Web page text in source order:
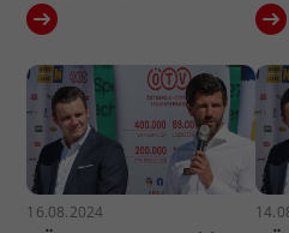
16.08.2024